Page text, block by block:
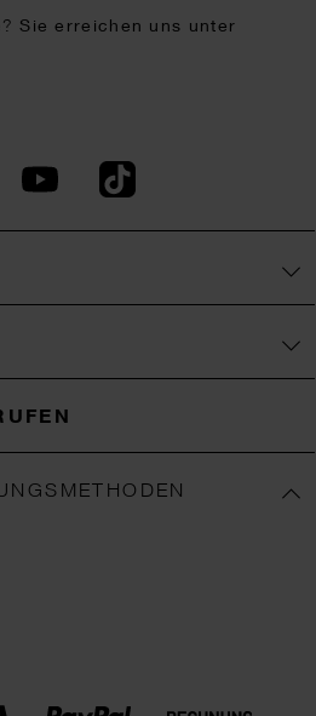
Sie erreichen uns unter
YouTubeTikTok